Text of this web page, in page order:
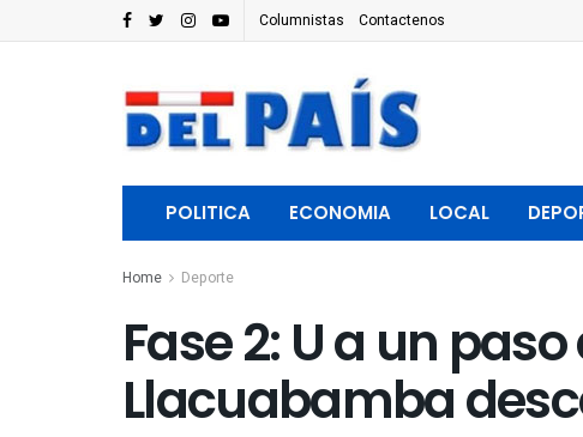
Columnistas Contactenos
POLITICA ECONOMIA LOCAL
Home Deporte
Fase 2: U a un
Llacuabamba